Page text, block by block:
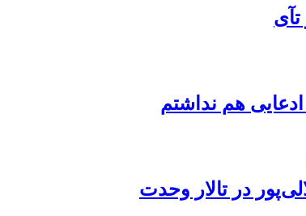
تآی
هم نداشتم
در تالار وحدت